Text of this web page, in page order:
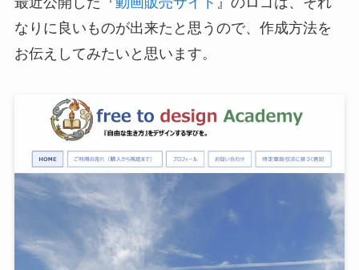
なりに良いものが出来たと思うので、作成方法を
お伝えしてみたいと思います。